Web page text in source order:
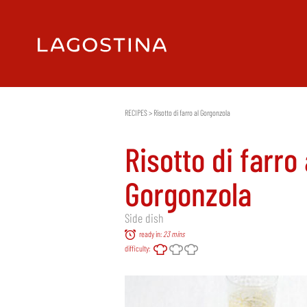
RECIPES> Risotto di farro al Gorgonzola
Risotto di farro
Gorgonzola
Side dish
ready in: 23 mins
difficulty: